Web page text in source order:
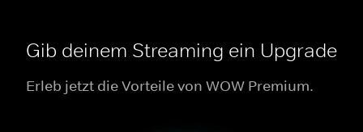
Gib deinem Streaming ein Upgrade
Erleb jetzt die Vorteile von WOW Premium.